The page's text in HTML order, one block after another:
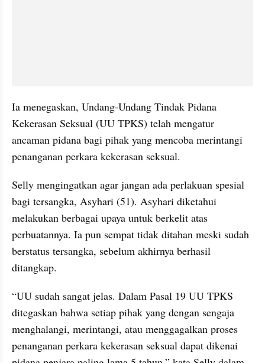
Ia menegaskan, Undang-Undang Tindak Pidana
Kekerasan Seksual (UU TPKS) telah mengatur
ancaman pidana bagi pihak yang mencoba merintangi
penanganan perkara kekerasan seksual.
Selly mengingatkan agar jangan ada perlakuan spesial
bagi tersangka, Asyhari (51). Asyhari diketahui
melakukan berbagai upaya untuk berkelit atas
perbuatannya. Ia pun sempat tidak ditahan meski sudah
berstatus tersangka, sebelum akhirnya berhasil
ditangkap.
“UU sudah sangat jelas. Dalam Pasal 19 UU TPKS
ditegaskan bahwa setiap pihak yang dengan sengaja
menghalangi, merintangi, atau menggagalkan proses
penanganan perkara kekerasan seksual dapat dikenai